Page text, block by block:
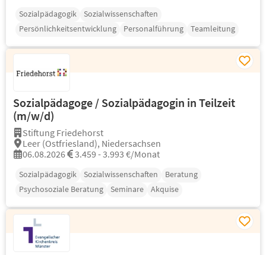
Sozialpädagogik
Sozialwissenschaften
Persönlichkeitsentwicklung
Personalführung Teamleitung
Sozialpädagoge / Sozialpädagogin in Teilzeit
(m/w/d)
Stiftung Friedehorst
Leer (Ostfriesland), Niedersachsen
06.08.2026
3.459 - 3.993 €/Monat
Sozialpädagogik Sozialwissenschaften
Beratung
Psychosoziale Beratung
Seminare Akquise